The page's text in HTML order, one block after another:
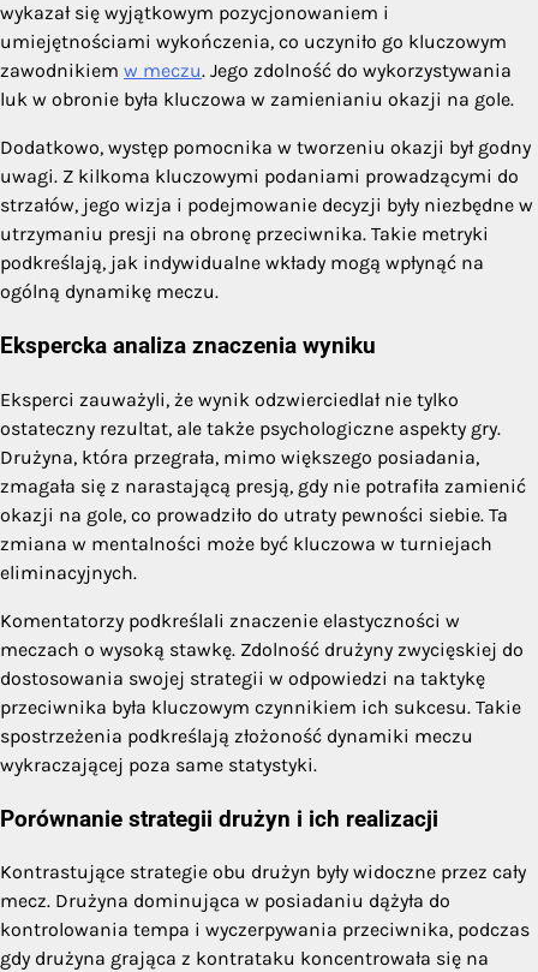
wykazał się wyjątkowym pozycjonowaniem i
umiejętnościami wykończenia, co uczyniło go kluczowym
zawodnikiem w meczu. Jego zdolność do wykorzystywania
luk w obronie była kluczowa w zamienianiu okazji na gole.
Dodatkowo, występ pomocnika w tworzeniu okazji był godny
uwagi. Z kilkoma kluczowymi podaniami prowadzącymi do
strzałów, jego wizja i podejmowanie decyzji były niezbędne w
utrzymaniu presji na obronę przeciwnika. Takie metryki
podkreślają, jak indywidualne wkłady mogą wpłynąć na
ogólną dynamikę meczu.
Ekspercka analiza znaczenia wyniku
Eksperci zauważyli, że wynik odzwierciedlał nie tylko
ostateczny rezultat, ale także psychologiczne aspekty gry.
Drużyna, która przegrała, mimo większego posiadania,
zmagała się z narastającą presją, gdy nie potrafiła zamienić
okazji na gole, co prowadziło do utraty pewności siebie. Ta
zmiana w mentalności może być kluczowa w turniejach
eliminacyjnych.
Komentatorzy podkreślali znaczenie elastyczności w
meczach o wysoką stawkę. Zdolność drużyny zwycięskiej do
dostosowania swojej strategii w odpowiedzi na taktykę
przeciwnika była kluczowym czynnikiem ich sukcesu. Takie
spostrzeżenia podkreślają złożoność dynamiki meczu
wykraczającej poza same statystyki.
Porównanie strategii drużyn i ich realizacji
Kontrastujące strategie obu drużyn były widoczne przez cały
mecz. Drużyna dominująca w posiadaniu dążyła do
kontrolowania tempa i wyczerpywania przeciwnika, podczas
gdy drużyna grająca z kontrataku koncentrowała się na